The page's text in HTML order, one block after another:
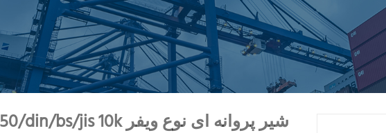
شیر پروانه ای نوع ویفر ansi cl150/din/bs/jis 10k